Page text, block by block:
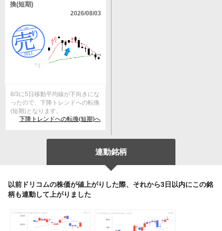
換(短期)
2026/08/03
8/3に5日移動平均線が下向きにな
ったので、下降トレンドへの転換
(短期)となります。
下降トレンドへの転換(短期)へ
連動銘柄
以前ドリコムの株価が値上がりした際、それから3日以内にこの銘
柄も連動して上がりました